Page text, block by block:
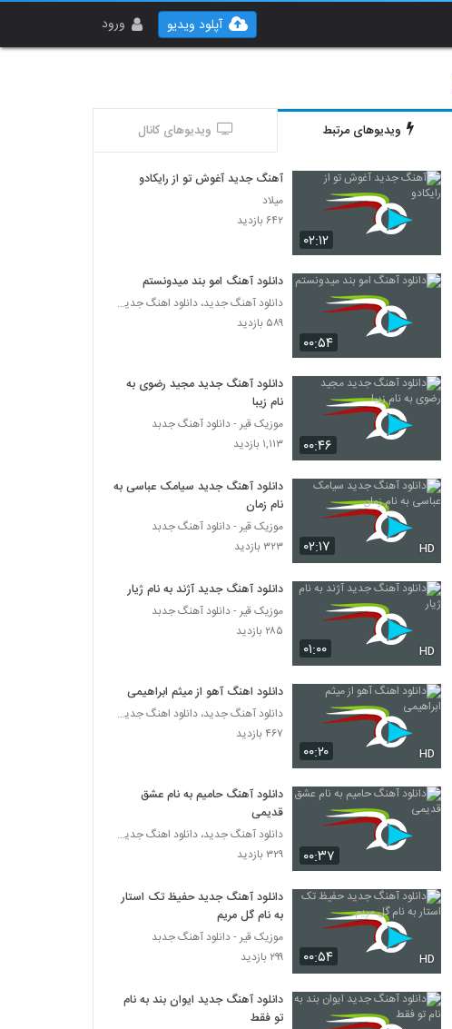
ورود آپلود ویدیو
ویدیوهای مرتبط ویدیوهای کانال
۰۲:۱۲
آهنگ جدید آغوش تو از رایکادو
میلاد
۶۴۲ بازدید
۰۰:۵۴
دانلود آهنگ امو بند میدونستم
دانلود آهنگ جدید، دانلود اهنگ جدید ایرانی
۵۸۹ بازدید
۰۰:۴۶
دانلود آهنگ جدید مجید رضوی به
نام زیبا
موزیک قیر - دانلود آهنگ جدبد
۱,۱۱۳ بازدید
۰۲:۱۷ HD
دانلود آهنگ جدید سیامک عباسی به
نام زمان
موزیک قیر - دانلود آهنگ جدبد
۳۲۳ بازدید
۰۱:۰۰ HD
دانلود آهنگ جدید آژند به نام ژیار
موزیک قیر - دانلود آهنگ جدبد
۲۸۵ بازدید
۰۰:۲۰ HD
دانلود اهنگ آهو از میثم ابراهیمی
دانلود آهنگ جدید، دانلود اهنگ جدید ایرانی
۴۶۷ بازدید
۰۰:۳۷
دانلود آهنگ حامیم به نام عشق
قدیمی
دانلود آهنگ جدید، دانلود اهنگ جدید ایرانی
۳۲۹ بازدید
۰۰:۵۴ HD
دانلود آهنگ جدید حفیظ تک استار
به نام گل مریم
موزیک قیر - دانلود آهنگ جدبد
۲۹۹ بازدید
دانلود آهنگ جدید ایوان بند به نام
تو فقط